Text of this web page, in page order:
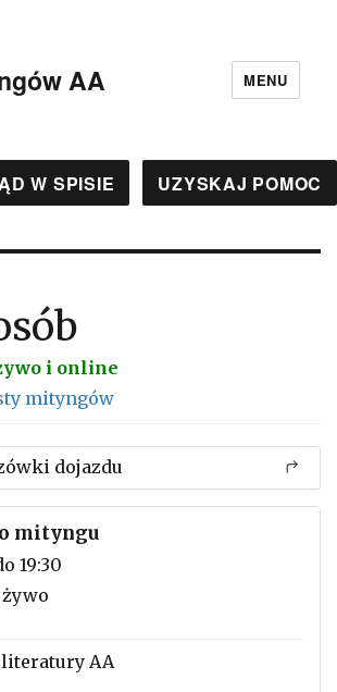
AA MENU
W SPISIE UZYSKAJ POMOC
i online
mityngów
dojazdu
mityngu
19:30
AA